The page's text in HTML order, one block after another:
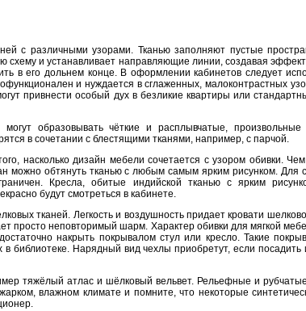
с различными узорами. Тканью заполняют пустые
схему и устанавливает направляющие линии, создавая
в его дольнем конце. В оформлении кабинетов следует
и нуждается в сглаженных, малоконтрастных
привнести особый дух в безликие квартиры или
образовывать чёткие и расплывчатые,
в сочетании с блестящими тканями, например, с парчой.
насколько дизайн мебели сочетается с узором обивки.
можно обтянуть тканью с любым самым ярким рисунком. Для
Кресла, обитые индийской тканью с ярким
будут смотреться в кабинете.
тканей. Легкость и воздушность придает кровати
просто неповторимый шарм. Характер обивки для мягкой
накрыть покрывалом стул или кресло. Такие
библиотеке. Нарядный вид чехлы приобретут, если посадить
тяжёлый атлас и шёлковый вельвет. Рельефные и
влажном климате и помните, что некоторые